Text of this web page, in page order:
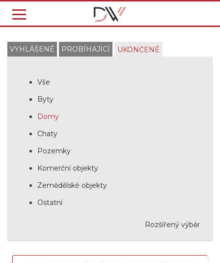
VYHLÁŠENÉ PROBÍHAJÍCÍ UKONČENÉ
Vše
Byty
Domy
Chaty
Pozemky
Komerční objekty
Zemědělské objekty
Ostatní
Rozšířený výběr